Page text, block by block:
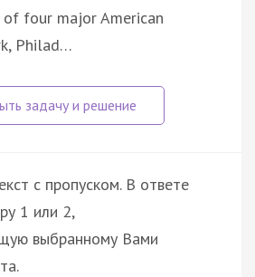
four major American
Philad…
с пропуском. В ответе
1 или 2,
выбранному Вами